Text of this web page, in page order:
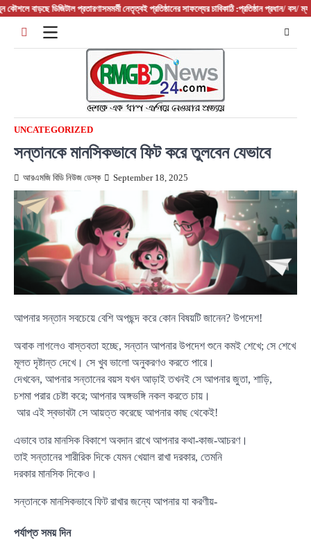
Skipডিজিটাল প্রতারণাসমমর্মী নেতৃত্বই প্রতিষ্ঠানের সাফল্যের চাবিকাঠি :প্রতিষ্ঠান প্রধান/ বস/ ম্যানেজার
UNCATEGORIZED
সন্তানকে মানসিকভাবে ফিট করে তুলবেন যেভাবে
আরএমজি বিডি নিউজ ডেস্ক September 18, 2025
আপনার সন্তান সবচেয়ে বেশি অপছন্দ করে কোন বিষয়টি জানেন? উপদেশ!
অবাক লাগলেও বাস্তবতা হচ্ছে, সন্তান আপনার উপদেশ শুনে কমই শেখে; সে শেখে
মূলত দৃষ্টান্ত দেখে। সে খুব ভালো অনুকরণও করতে পারে।
দেখবেন, আপনার সন্তানের বয়স যখন আড়াই তখনই সে আপনার জুতা, শাড়ি,
চশমা পরার চেষ্টা করে; আপনার অঙ্গভঙ্গি নকল করতে চায়।
আর এই স্বভাবটা সে আয়ত্ত করেছে আপনার কাছ থেকেই!
এভাবে তার মানসিক বিকাশে অবদান রাখে আপনার কথা-কাজ-আচরণ।
তাই সন্তানের শারীরিক দিকে যেমন খেয়াল রাখা দরকার, তেমনি
দরকার মানসিক দিকেও।
সন্তানকে মানসিকভাবে ফিট রাখার জন্যে আপনার যা করণীয়-
পর্যাপ্ত সময় দিন